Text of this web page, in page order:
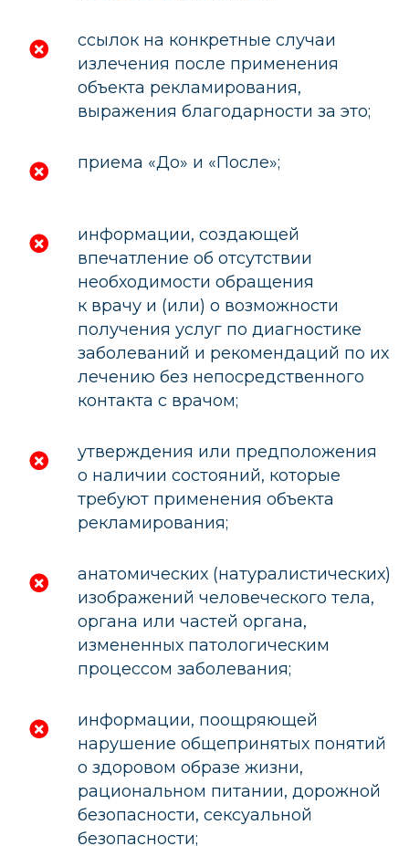
ссылок на конкретные случаи
излечения после применения
объекта рекламирования,
выражения благодарности за это;
приема «До» и «После»;
информации, создающей
впечатление об отсутствии
необходимости обращения
к врачу и (или) о возможности
получения услуг по диагностике
заболеваний и рекомендаций по их
лечению без непосредственного
контакта с врачом;
утверждения или предположения
о наличии состояний, которые
требуют применения объекта
рекламирования;
анатомических (натуралистических)
изображений человеческого тела,
органа или частей органа,
измененных патологическим
процессом заболевания;
информации, поощряющей
нарушение общепринятых понятий
о здоровом образе жизни,
рациональном питании, дорожной
безопасности, сексуальной
безопасности;